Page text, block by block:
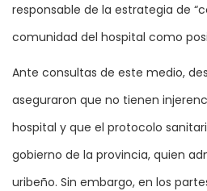
responsable de la estrategia de
comunidad del hospital como
Ante consultas de este medio,
aseguraron que no tienen
hospital y que el protocolo
gobierno de la provincia, quien
uribeño. Sin embargo, en los